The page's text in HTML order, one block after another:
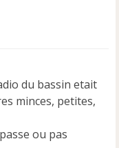
du bassin etait
minces, petites,
ou pas